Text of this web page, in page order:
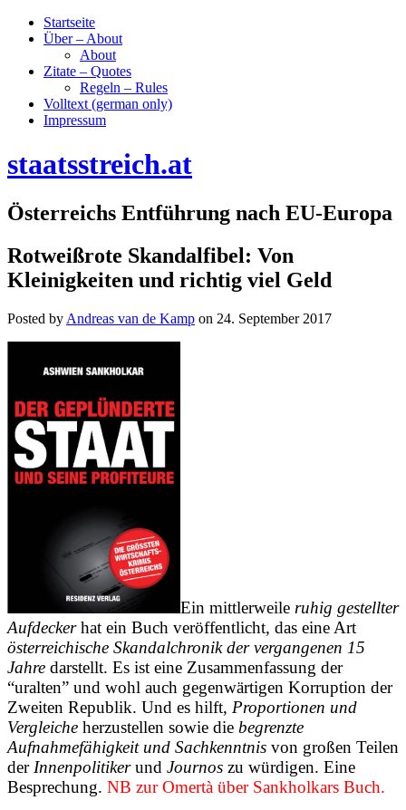
Startseite
Über – About
About
Zitate – Quotes
Regeln – Rules
Volltext (german only)
Impressum
staatsstreich.at
Österreichs Entführung nach EU-Europa
Rotweißrote Skandalfibel: Von
Kleinigkeiten und richtig viel Geld
Posted by Andreas van de Kamp on 24. September 2017
Ein mittlerweile ruhig gestellter
Aufdeckerhat ein Buch veröffentlicht, das eine Art
österreichische Skandalchronik der vergangenen 15
Jahre darstellt. Es ist eine Zusammenfassung der
“uralten” und wohl auch gegenwärtigen Korruption der
Zweiten Republik. Und es hilft, Proportionen und
Vergleiche herzustellen sowie die begrenzte
Aufnahmefähigkeit und Sachkenntnis von großen Teilen
der Innenpolitikerund Journos zu würdigen. Eine
Besprechung. NB zur Omertà über Sankholkars Buch.